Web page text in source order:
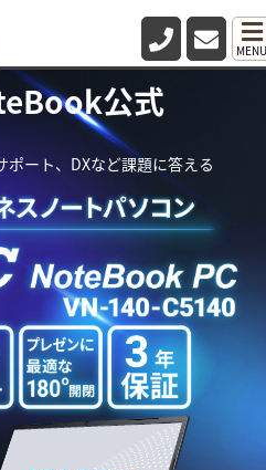
MENU
ソコン・PC VA
公式
ート、DXなど課題に答える